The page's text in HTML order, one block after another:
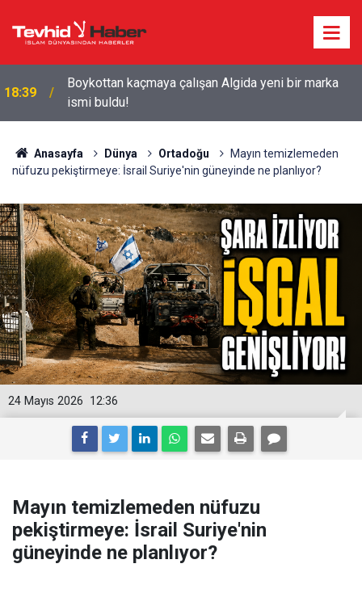
18:29
Starbucks'tan 'Tarihi' Skandal: Polisler genel
merkezi bastı!
Anasayfa Dünya Ortadoğu
Mayın temizlemeden
nüfuzu pekiştirmeye: İsrail Suriye'nin güneyinde ne planlıyor?
12:36
24 Mayıs 2026
Mayın temizlemeden nüfuzu
pekiştirmeye: İsrail Suriye'nin
güneyinde ne planlıyor?